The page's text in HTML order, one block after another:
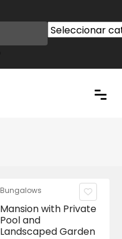
Bungalows
Mansion with Private
Pool and
Landscaped Garden